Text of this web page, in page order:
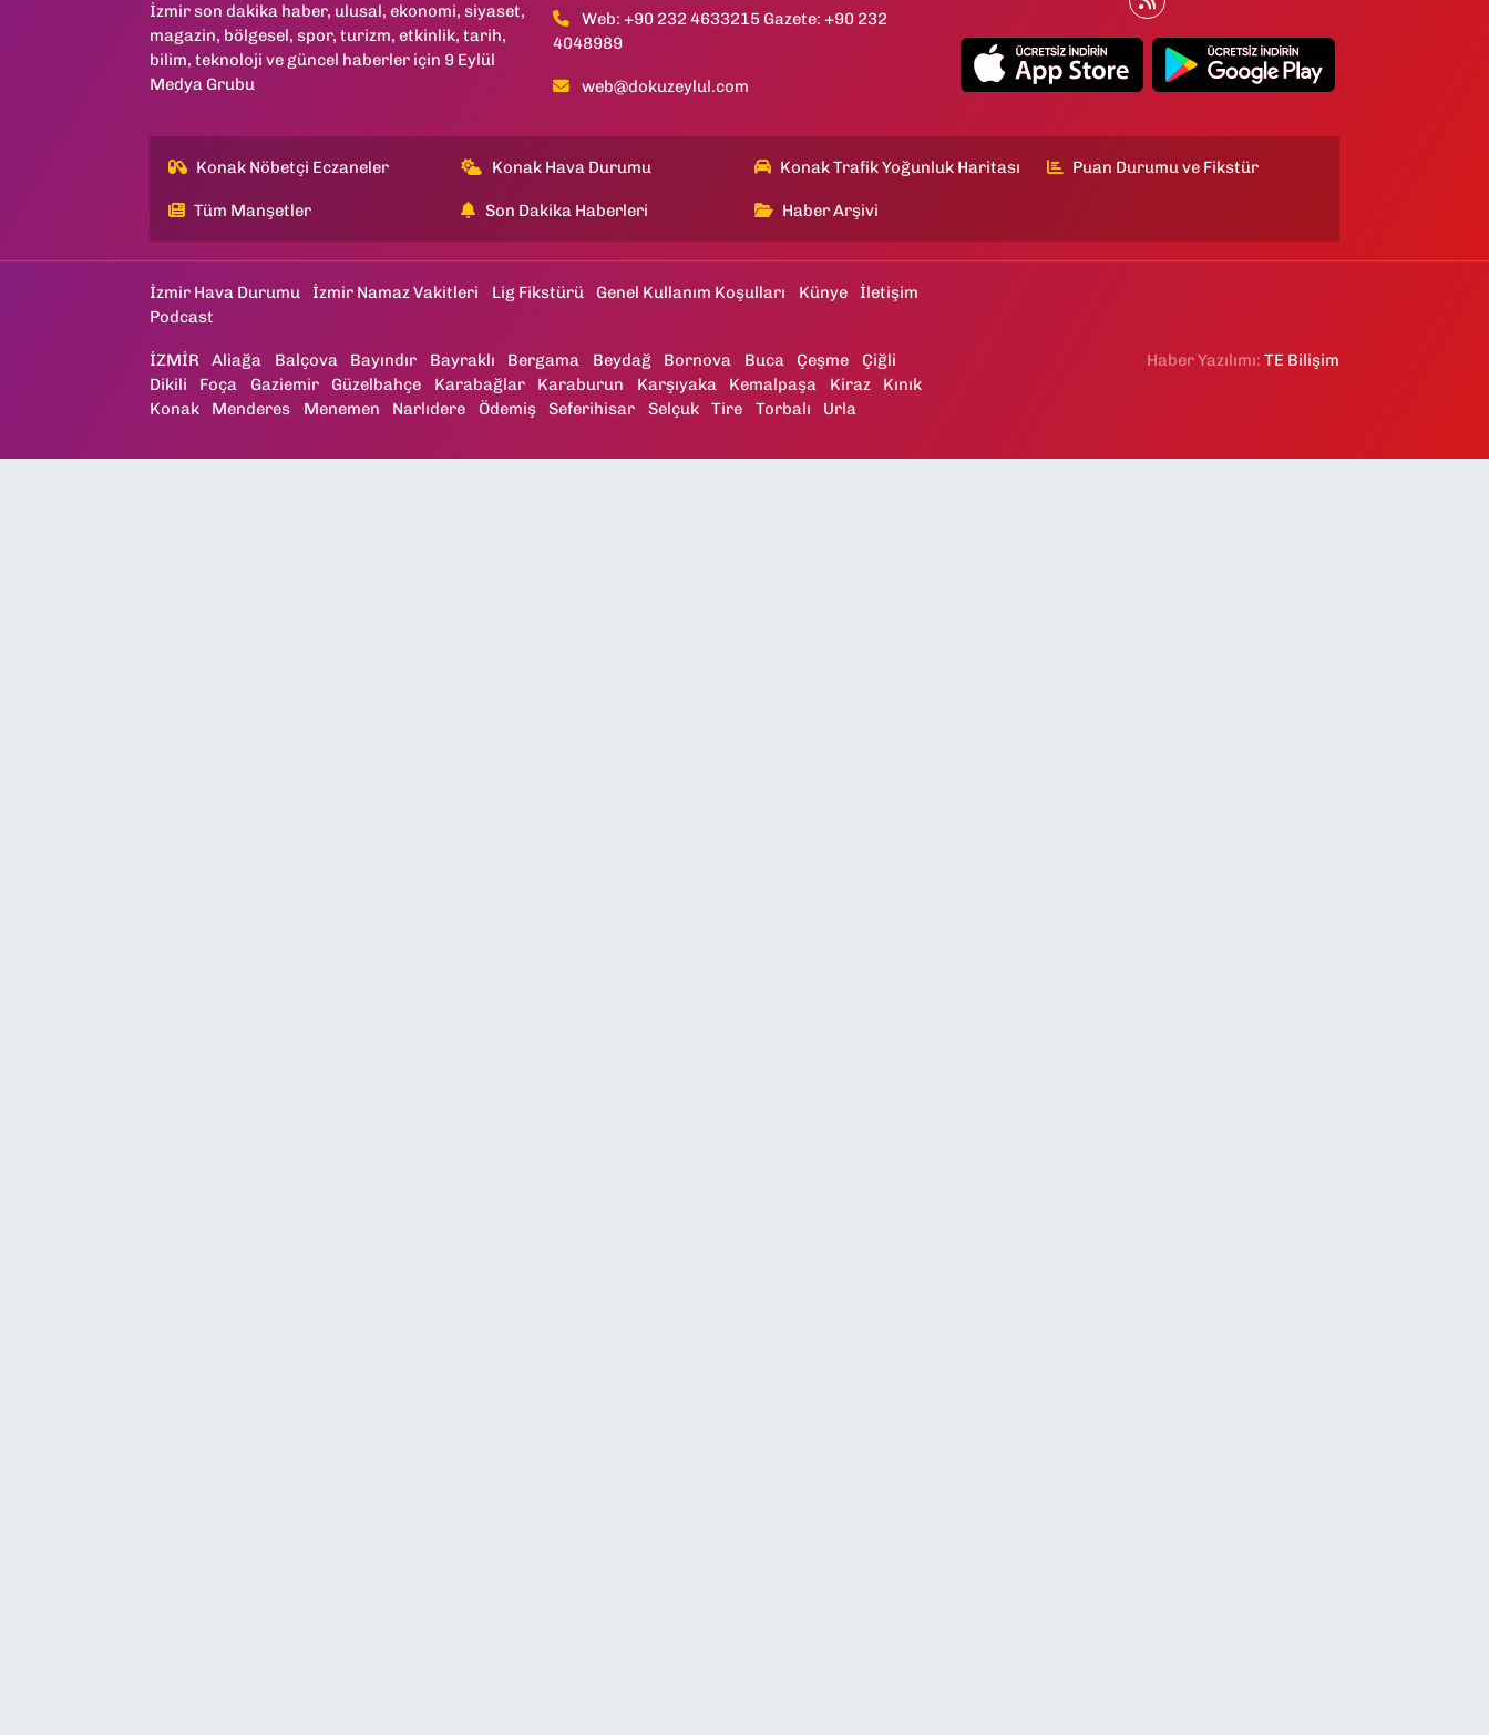
İzmir son dakika haber, ulusal, ekonomi, siyaset,
magazin, bölgesel, spor, turizm, etkinlik, tarih,
bilim, teknoloji ve güncel haberler için 9 Eylül
Medya Grubu
Web: +90 232 4633215 Gazete: +90 232
4048989
web@dokuzeylul.com
Konak Nöbetçi Eczaneler Konak Hava Durumu Konak Trafik Yoğunluk Haritası Puan Durumu ve Fikstür
Tüm Manşetler Son Dakika Haberleri Haber Arşivi
İzmir Hava Durumu İzmir Namaz Vakitleri Lig Fikstürü Genel Kullanım Koşulları Künye
İletişim
Podcast
İZMİR Aliağa Balçova Bayındır Bayraklı Bergama Beydağ Bornova Buca Çeşme
Çiğli
Dikili
Foça Gaziemir Güzelbahçe Karabağlar Karaburun Karşıyaka Kemalpaşa Kiraz
Kınık
Konak
Menderes Menemen Narlıdere Ödemiş Seferihisar Selçuk Tire Torbalı Urla
Haber Yazılımı:TE Bilişim